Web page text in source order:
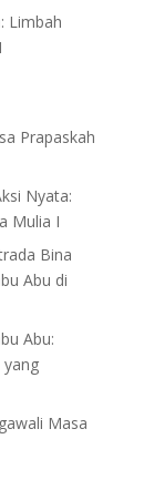
Limbah
Prapaskah
Nyata:
Mulia I
Bina
Abu di
Abu:
Masa